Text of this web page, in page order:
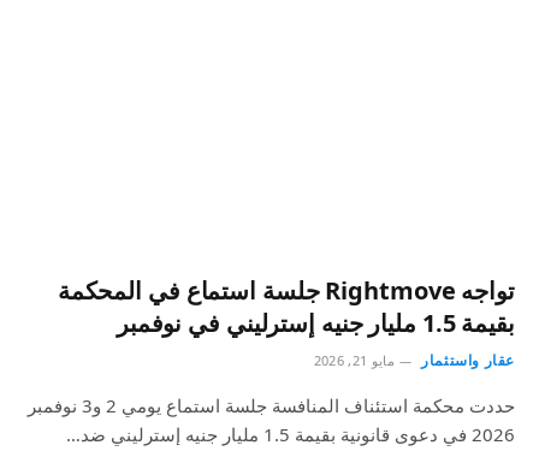
تواجه Rightmove جلسة استماع في المحكمة
بقيمة 1.5 مليار جنيه إسترليني في نوفمبر
عقار واستثمار مايو 21, 2026
حددت محكمة استئناف المنافسة جلسة استماع يومي 2 و3 نوفمبر
2026 في دعوى قانونية بقيمة 1.5 مليار جنيه إسترليني ضد…